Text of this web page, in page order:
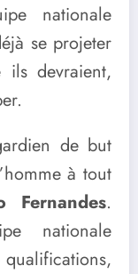
nationale
se projeter
devraient,
de but
à tout
Fernandes.
nationale